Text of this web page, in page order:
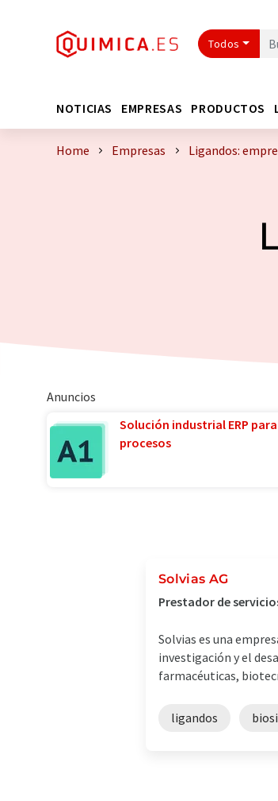
Todos
NOTICIAS EMPRESAS PRODUCTOS
Home Empresas Ligandos:
Anuncios
Solución industrial ERP
procesos
Solvias AG
Prestador de
Solvias es una
investigación y el
farmacéuticas,
ligandos